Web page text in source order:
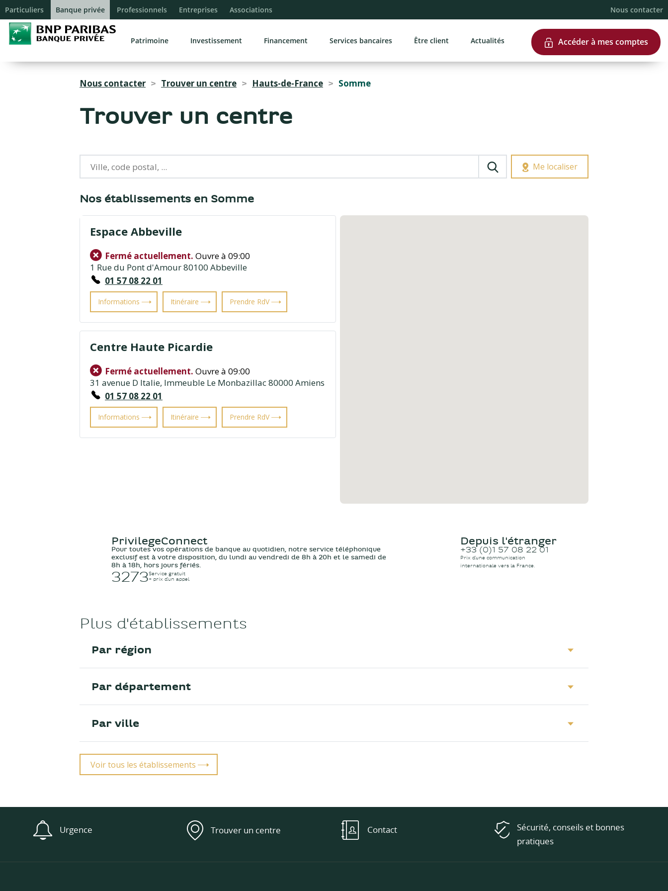
RechercheNavigation principale
Particuliers Banque privée Professionnels Entreprises Associations Nous contacter
Patrimoine Investissement Financement Services bancaires Être client Actualités Accéder à mes comptes
Nous contacter > Trouver un centre > Hauts-de-France > Somme
Trouver un centre
Me localiser
Nos établissements en Somme
Espace Abbeville
Fermé actuellement. Ouvre à 09:00
1 Rue du Pont d'Amour 80100 Abbeville
01 57 08 22 01
Informations Itinéraire Prendre RdV
Centre Haute Picardie
Fermé actuellement. Ouvre à 09:00
31 avenue D Italie, Immeuble Le Monbazillac 80000 Amiens
01 57 08 22 01
Informations Itinéraire Prendre RdV
PrivilegeConnect
Pour toutes vos opérations de banque au quotidien, notre service téléphonique
exclusif est à votre disposition, du lundi au vendredi de 8h à 20h et le samedi de
8h à 18h, hors jours fériés.
3273Service gratuit
+ prix d’un appel
Depuis l'étranger
+33 (0)1 57 08 22 01
Prix d’une communication
internationale vers la France.
Plus d'établissements
Par région
Par département
Par ville
Voir tous les établissements
Urgence Trouver un centre Contact
Sécurité, conseils et bonnes
pratiques